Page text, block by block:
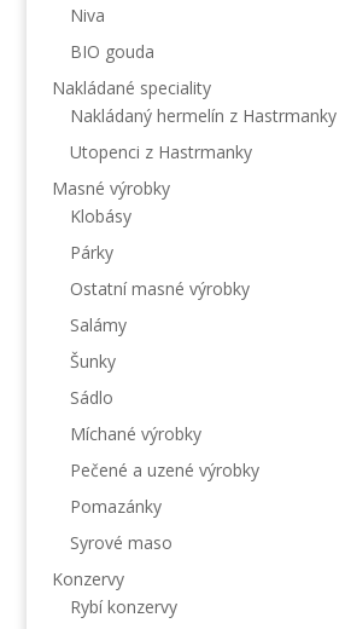
Niva
BIO gouda
Nakládané speciality
Nakládaný hermelín z Hastrmanky
Utopenci z Hastrmanky
Masné výrobky
Klobásy
Párky
Ostatní masné výrobky
Salámy
Šunky
Sádlo
Míchané výrobky
Pečené a uzené výrobky
Pomazánky
Syrové maso
Konzervy
Rybí konzervy